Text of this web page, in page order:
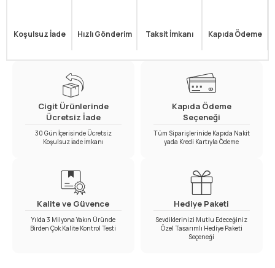
Koşulsuz İade Hızlı Gönderim Taksit İmkanı Kapıda Ödeme
Cigit Ürünlerinde
Ücretsiz İade
30 Gün İçerisinde Ücretsiz
Koşulsuz İade İmkanı
Kapıda Ödeme
Seçeneği
Tüm Siparişlerinide Kapıda Nakit
yada Kredi Kartıyla Ödeme
Kalite ve Güvence
Yılda 3 Milyona Yakın Üründe
Birden Çok Kalite Kontrol Testi
Hediye Paketi
Sevdiklerinizi Mutlu Edeceğiniz
Özel Tasarımlı Hediye Paketi
Seçeneği